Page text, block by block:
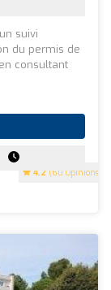
4.2 (60 Opinions)
suivi
du permis de
consultant